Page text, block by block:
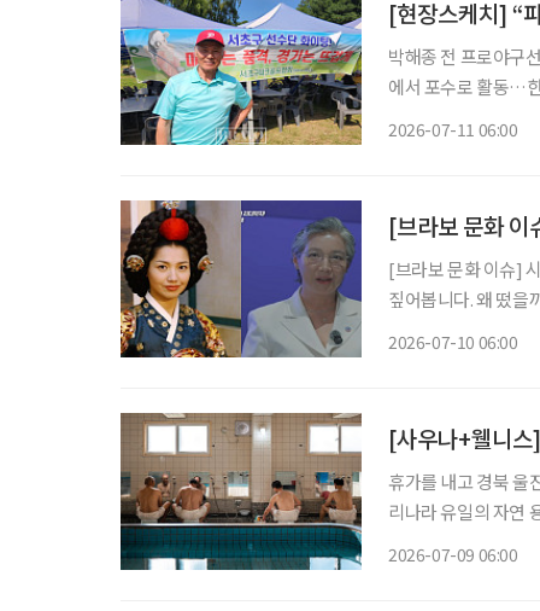
[현장스케치] “
박해종 전 프로야구선
에서 포수로 활동…
2026-07-11 06:00
[브라보 문화 이
[브라보 문화 이슈]
짚어봅니다. 왜 떴을까? 최근 박정숙 서울시여성가족재단 대표이사가 유튜브 채널 ‘조은주의
2026-07-10 06:00
[사우나+웰니
휴가를 내고 경북 울
리나라 유일의 자연
2026-07-09 06:00